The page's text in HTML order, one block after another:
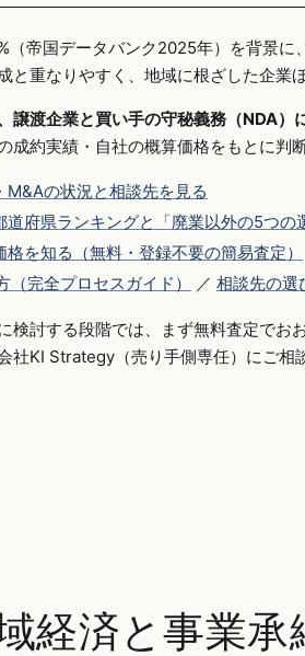
（帝国データバンク2025年）を背景
と重なりやすく、地域に根ざした企業
譲渡企業と買い手の守秘義務（NDA）
成約実績・自社の概算価格をもとに判
の状況と相談先を見る
府県ランキングと「廃業以外の5つの
を知る（無料・登録不要の簡易査定）
完全プロセスガイド）
／ 相談先の選
検討する段階では、まず無料査定で
社KI Strategy（売り手側専任）にご相
経済と事業承